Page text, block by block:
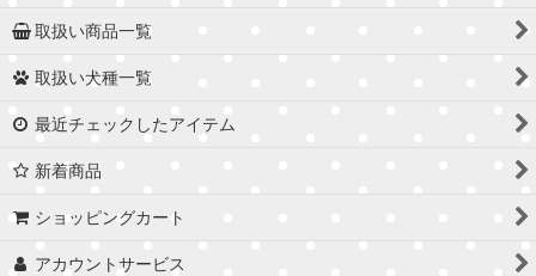
取扱い商品一覧
取扱い犬種一覧
最近チェックしたアイテム
新着商品
ショッピングカート
アカウントサービス